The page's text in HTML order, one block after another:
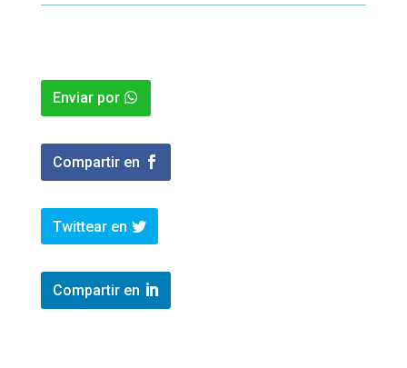
Enviar por
Compartir en
Twittear en
Compartir en